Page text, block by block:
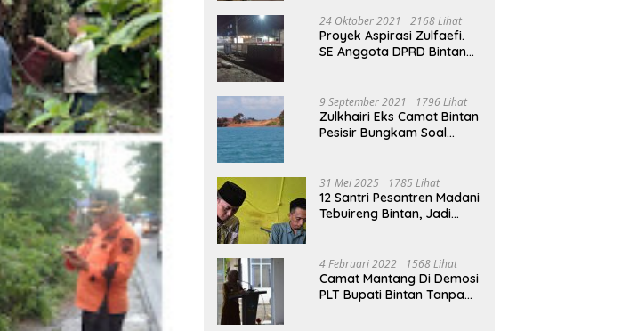
24 Oktober 2021 2168 Lihat
Proyek Aspirasi Zulfaefi.
SE Anggota DPRD Bintan
9 September 2021 1796 Lihat
Zulkhairi Eks Camat Bintan
Pesisir Bungkam Soal
Akan Lakukan Pengecekan
31 Mei 2025 1785 Lihat
12 Santri Pesantren Madani
Tebuireng Bintan, Jadi
4 Februari 2022 1568 Lihat
Camat Mantang Di Demosi
PLT Bupati Bintan Tanpa